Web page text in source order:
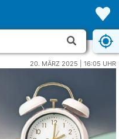
20. MÄRZ 2025 | 16:05 UHR